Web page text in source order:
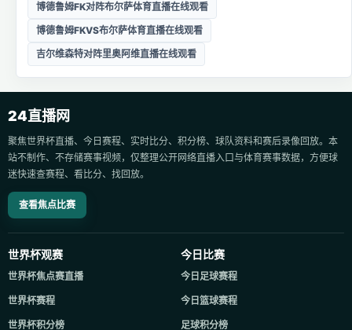
博德鲁姆FK对阵布尔萨体育直播在线观看
博德鲁姆FKVS布尔萨体育直播在线观看
吉尔维森特对阵里奥阿维直播在线观看
24直播网
聚焦世界杯直播、今日赛程、实时比分、积分榜、球队资料和赛后录像回放。本
站不制作、不存储赛事视频，仅整理公开网络直播入口与体育赛事数据，方便球
迷快速查赛程、看比分、找回放。
查看焦点比赛
世界杯观赛
世界杯焦点赛直播
世界杯赛程
世界杯积分榜
今日比赛
今日足球赛程
今日篮球赛程
足球积分榜